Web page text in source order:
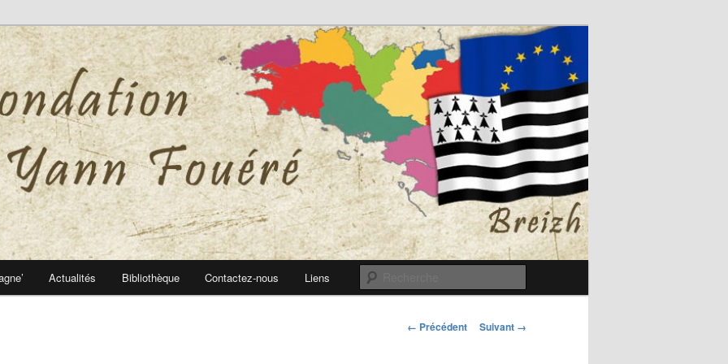
Fouéré
Fouéré
Actualités Bibliothèque Contactez-nous Liens
Navigation
← Précédent Suivant →